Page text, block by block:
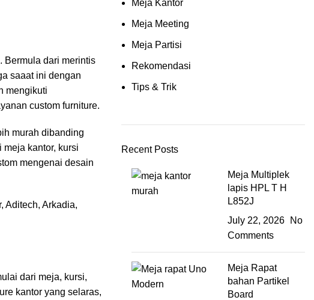
Bermula dari merintis
saaat ini dengan
mengikuti
custom furniture.
murah dibanding
kantor, kursi
mengenai desain
Aditech, Arkadia,
dari meja, kursi,
kantor yang selaras,
Meja Kantor
Meja Meeting
Meja Partisi
Rekomendasi
Tips & Trik
Recent Posts
Meja Multiplek
lapis HPL T H
L852J
July 22, 2026
No
Comments
Meja Rapat
bahan Partikel
Board